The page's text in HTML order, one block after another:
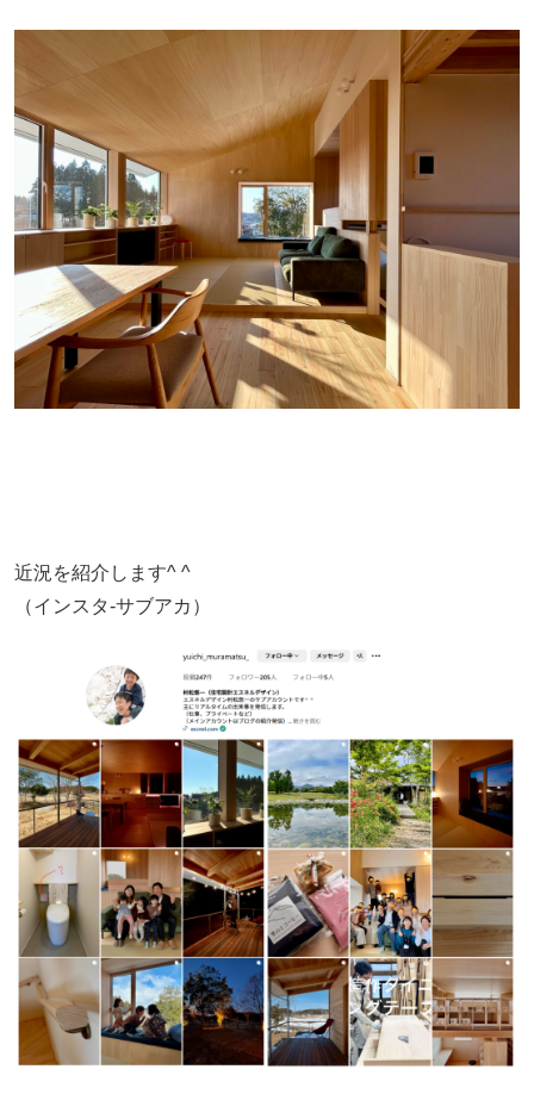
近況を紹介します^ ^
（インスタ-サブアカ）